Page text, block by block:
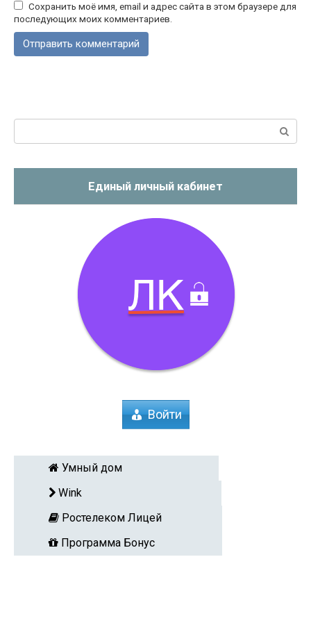
Сохранить моё имя, email и адрес сайта в этом браузере для
последующих моих комментариев.
Поиск:
Единый личный кабинет
Войти
Умный дом
Wink
Ростелеком Лицей
Программа Бонус